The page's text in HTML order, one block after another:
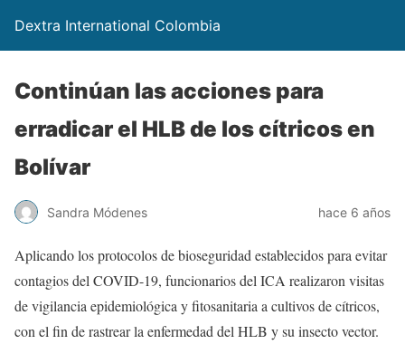
Dextra International Colombia
Continúan las acciones para
erradicar el HLB de los cítricos en
Bolívar
Sandra Módenes hace 6 años
Aplicando los protocolos de bioseguridad establecidos para evitar
contagios del COVID-19, funcionarios del ICA realizaron visitas
de vigilancia epidemiológica y fitosanitaria a cultivos de cítricos,
con el fin de rastrear la enfermedad del HLB y su insecto vector.